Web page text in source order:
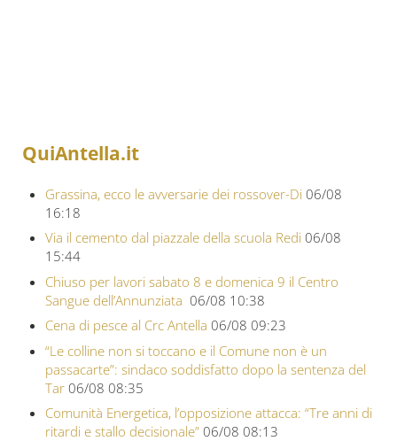
QuiAntella.it
Grassina, ecco le avversarie dei rossover-Di 06/08
16:18
Via il cemento dal piazzale della scuola Redi 06/08
15:44
Chiuso per lavori sabato 8 e domenica 9 il Centro
Sangue dell’Annunziata 06/08 10:38
Cena di pesce al Crc Antella 06/08 09:23
“Le colline non si toccano e il Comune non è un
passacarte”: sindaco soddisfatto dopo la sentenza del
Tar 06/08 08:35
Comunità Energetica, l’opposizione attacca: “Tre anni di
ritardi e stallo decisionale” 06/08 08:13